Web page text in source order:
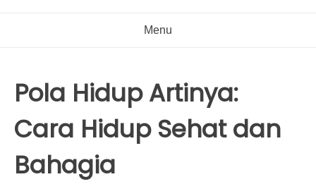
Menu
Pola Hidup Artinya:
Cara Hidup Sehat dan
Bahagia